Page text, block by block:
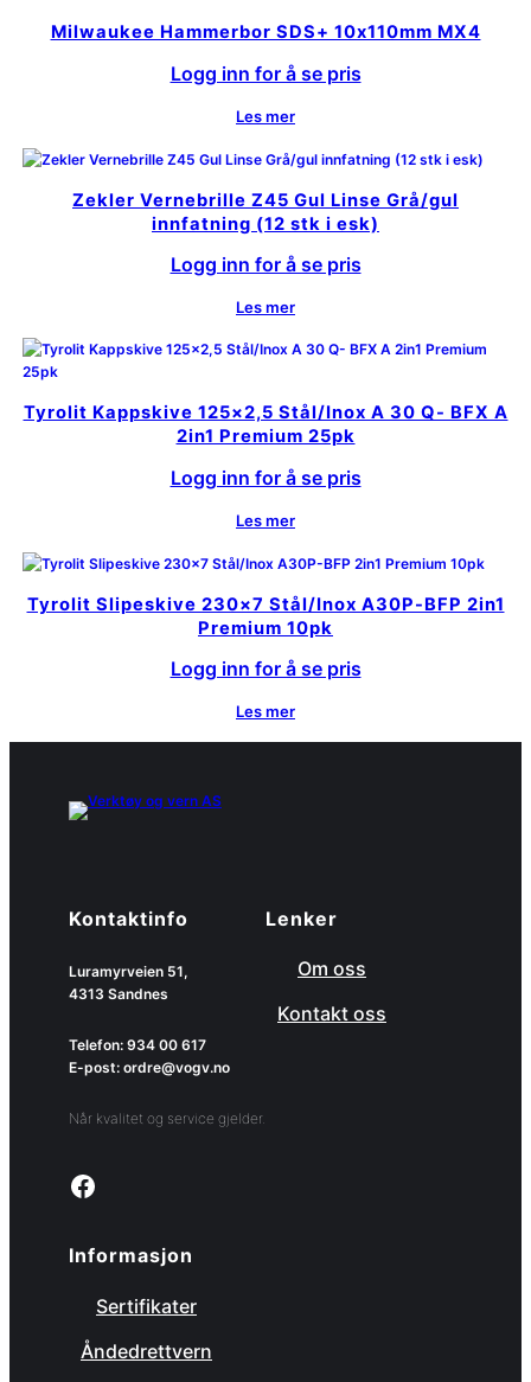
Milwaukee Hammerbor SDS+ 10x110mm MX4
Logg inn for å se pris
Les mer
Zekler Vernebrille Z45 Gul Linse Grå/gul
innfatning (12 stk i esk)
Logg inn for å se pris
Les mer
Tyrolit Kappskive 125×2,5 Stål/Inox A 30 Q- BFX A
2in1 Premium 25pk
Logg inn for å se pris
Les mer
Tyrolit Slipeskive 230×7 Stål/Inox A30P-BFP 2in1
Premium 10pk
Logg inn for å se pris
Les mer
Kontaktinfo
Luramyrveien 51,
4313 Sandnes
Telefon: 934 00 617
E-post: ordre@vogv.no
Når kvalitet og service gjelder.
Link to facebook page
Lenker
Om oss
Kontakt oss
Informasjon
Sertifikater
Åndedrettvern